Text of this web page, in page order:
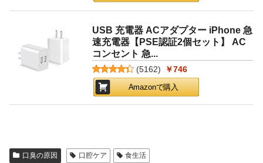
USB 充電器 ACアダプター iPhone 急
速充電器【PSE認証2個セット】 AC
コンセント 急...
(5162) ￥746
Amazonで購入
口臭の原因 口腔ケア 食生活